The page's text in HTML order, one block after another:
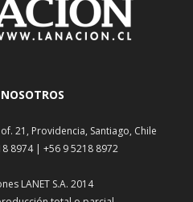
21, Providencia, Santiago, Chile
8974 | +56 9 5218 8972
LANET S.A. 2014